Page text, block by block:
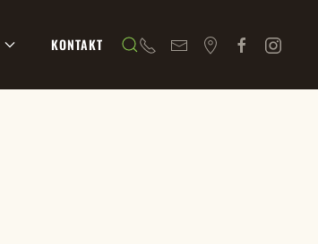
KONTAKT